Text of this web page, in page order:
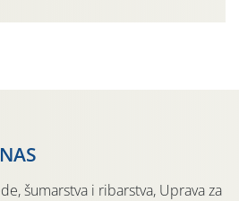
šumarstva i ribarstva, Uprava za